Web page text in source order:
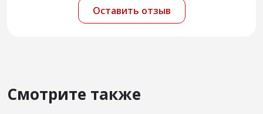
Оставить отзыв
Смотрите также